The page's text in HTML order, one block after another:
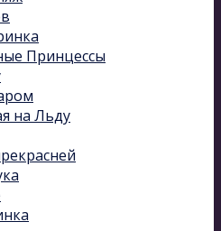
Принцессы
на Льду